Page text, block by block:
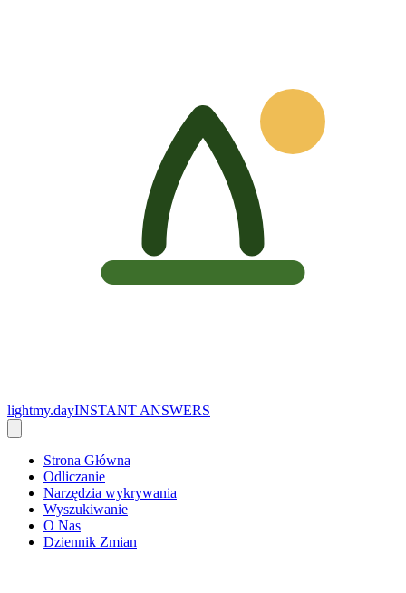
lightmy.dayINSTANT ANSWERS
Strona Główna
Odliczanie
Narzędzia wykrywania
Wyszukiwanie
O Nas
Dziennik Zmian